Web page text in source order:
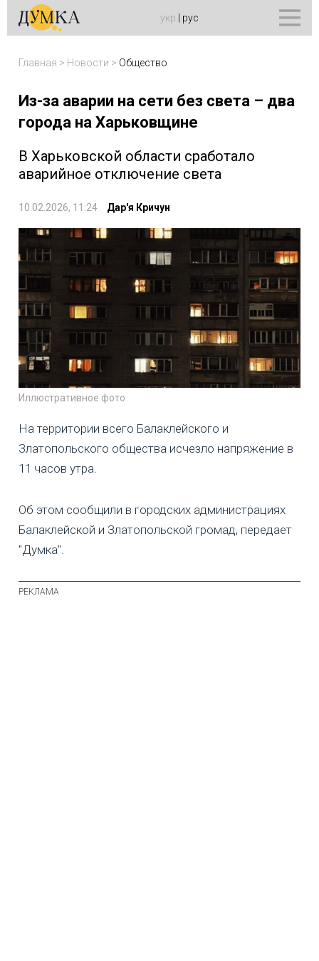
укр рус
Главная > Новости > Общество
Из-за аварии на сети без света – два
города на Харьковщине
В Харьковской области сработало
аварийное отключение света
10.02.2026, 11:24 Дар'я Кричун
Иллюстративное фото
На территории всего Балаклейского и
Златопольского общества исчезло напряжение в
11 часов утра.
Об этом сообщили в городских администрациях
Балаклейской и Златопольской громад, передает
"Думка".